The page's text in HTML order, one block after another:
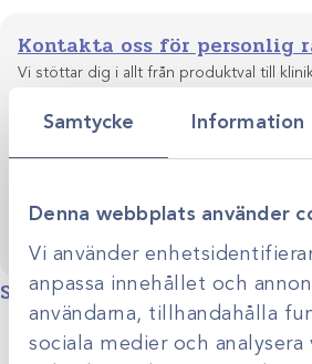
Samtycke Information
Denna webbplats använder
Vi använder
anpassa innehållet och
användarna, tillhandahålla
sociala medier och analysera
Specifikationer
Kontakta oss för personlig
Vi stöttar dig i allt från produktval till
skapa smarta, hållbara lösningar